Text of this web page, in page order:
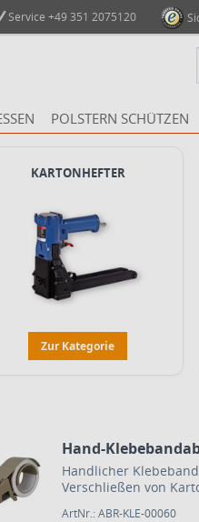
Service +49 351 2075120
POLSTERN SCHÜTZEN
KARTONHEFTER
Zur Kategorie
Hand-
Handlicher
Verschließen von
ArtNr.: ABR-KLE-00060